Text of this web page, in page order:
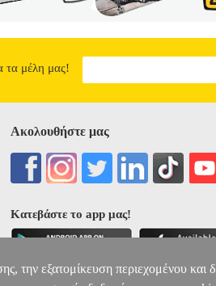
τα μέλη μας!
Ακολουθήστε μας
Κατεβάστε το app μας!
την εξατομίκευση περιεχομένου και